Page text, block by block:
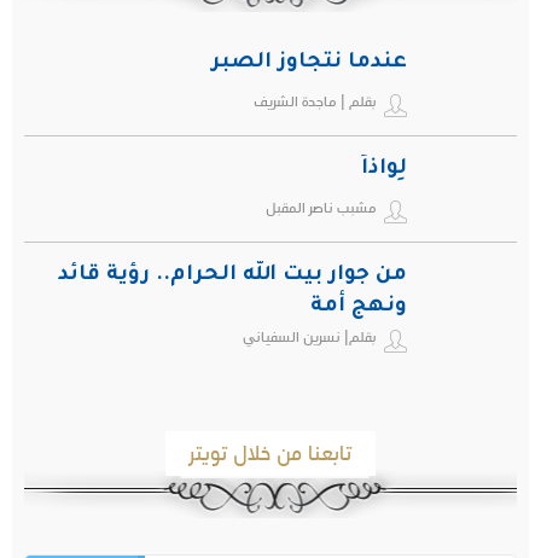
عندما نتجاوز الصبر
بقلم | ماجدة الشريف
لِواذاً
مشبب ناصر المقبل
من جوار بيت الله الحرام.. رؤية قائد
ونهج أمة
بقلم| نسرين السفياني
تابعنا من خلال تويتر